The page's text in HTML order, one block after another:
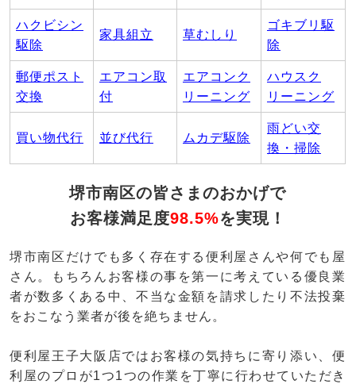
ハクビシン
駆除
家具組立 草むしり
ゴキブリ駆
除
郵便ポスト
交換
エアコン取
付
エアコンク
リーニング
ハウスク
リーニング
買い物代行 並び代行 ムカデ駆除
雨どい交
換・掃除
堺市南区の皆さまのおかげで
お客様満足度98.5%を実現！
堺市南区だけでも多く存在する便利屋さんや何でも屋
さん。もちろんお客様の事を第一に考えている優良業
者が数多くある中、不当な金額を請求したり不法投棄
をおこなう業者が後を絶ちません。
便利屋王子大阪店ではお客様の気持ちに寄り添い、便
利屋のプロが1つ1つの作業を丁寧に行わせていただき